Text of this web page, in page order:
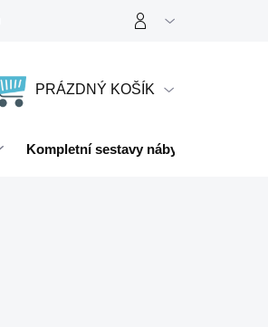
NÁKUPNÍ
PRÁZDNÝ KOŠÍK
Kompletní sestavy nábytku